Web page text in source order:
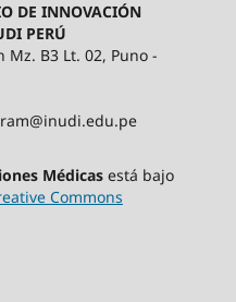
DE INNOVACIÓN
PERÚ
B3 Lt. 02, Puno -
Médicas está bajo
Commons